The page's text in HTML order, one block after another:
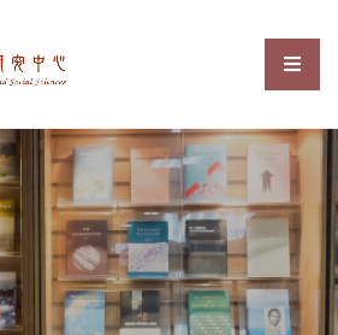
人文社會科選